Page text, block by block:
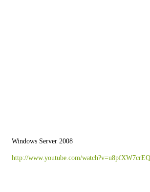
Windows Server 2008
http://www.youtube.com/watch?v=u8pfXW7crEQ